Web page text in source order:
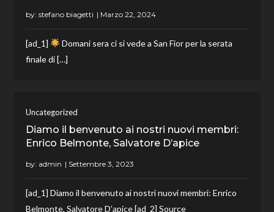
by:stefano biagetti
[ad_1]
Domani sera ci si vede a San Fior per la serata
finale di […]
Uncategorized
Diamo il benvenuto ai nostri nuovi membri:
Enrico Belmonte, Salvatore D’apice
by: admin
[ad_1] Diamo il benvenuto ai nostri nuovi membri: Enrico
Belmonte, Salvatore D’apice [ad_2] Source